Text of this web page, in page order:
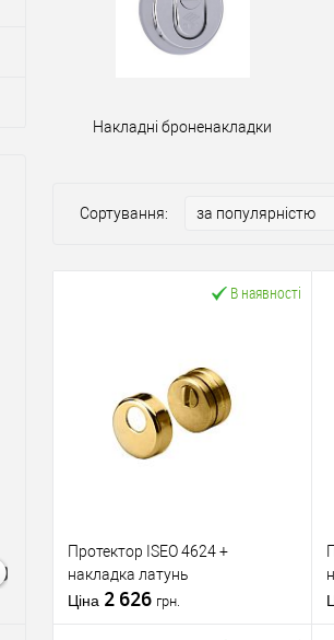
Накладні броненакладки
Сортування:
В наявності
Протектор ISEO 4624 +
накладка латунь
Ціна 2 626 грн.